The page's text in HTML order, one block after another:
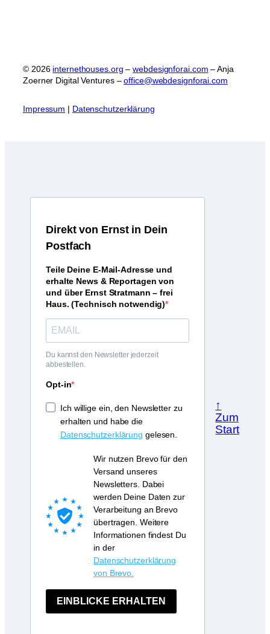
© 2026 internethouses.org –webdesignforai.com – Anja
Zoerner Digital Ventures –office@webdesignforai.com
Impressum | Datenschutzerklärung
Direkt von Ernst in Dein
Postfach
Teile Deine E-Mail-Adresse und
erhalte News & Reportagen von
und über Ernst Stratmann – frei
Haus. (Technisch notwendig)
Du kannst den Newsletter jederzeit
abbestellen.
Opt-in
Ich willige ein, den Newsletter zu
erhalten und habe die
Datenschutzerklärung gelesen.
Wir nutzen Brevo für den
Versand unseres
Newsletters. Dabei
werden Deine Daten zur
Verarbeitung an Brevo
übertragen. Weitere
Informationen findest Du
in der
Datenschutzerklärung
von Brevo.
EINBLICKE ERHALTEN
↑
Zum
Start